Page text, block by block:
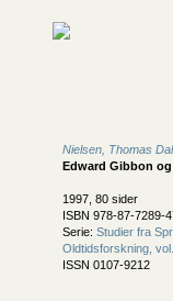
Nielsen, Thomas
Edward Gibbon
1997, 80 sider
ISBN 978-87-7289-
Serie: Studier fra
Oldtidsforskning,
ISSN 0107-9212